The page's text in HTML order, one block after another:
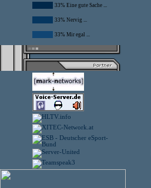
33% Eine gute Sache ...
33% Nervig ...
33% Mir egal ...